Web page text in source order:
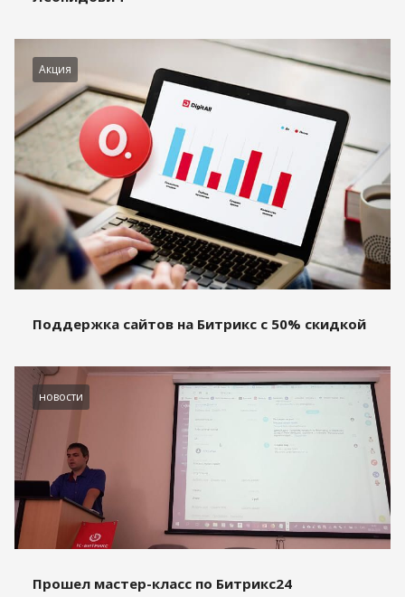
Акция
Поддержка сайтов на Битрикс с 50% скидкой
новости
Прошел мастер-класс по Битрикс24